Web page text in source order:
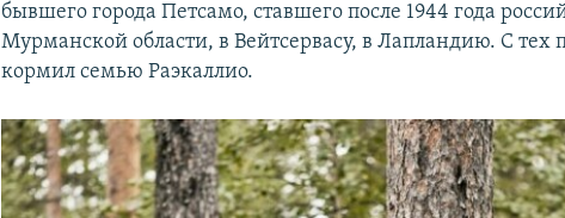
бывшего города Петсамо, ставшего после 1944 года
Мурманской области, в Вейтсервасу, в Лапландию. С тех
кормил семью Раэкаллио.